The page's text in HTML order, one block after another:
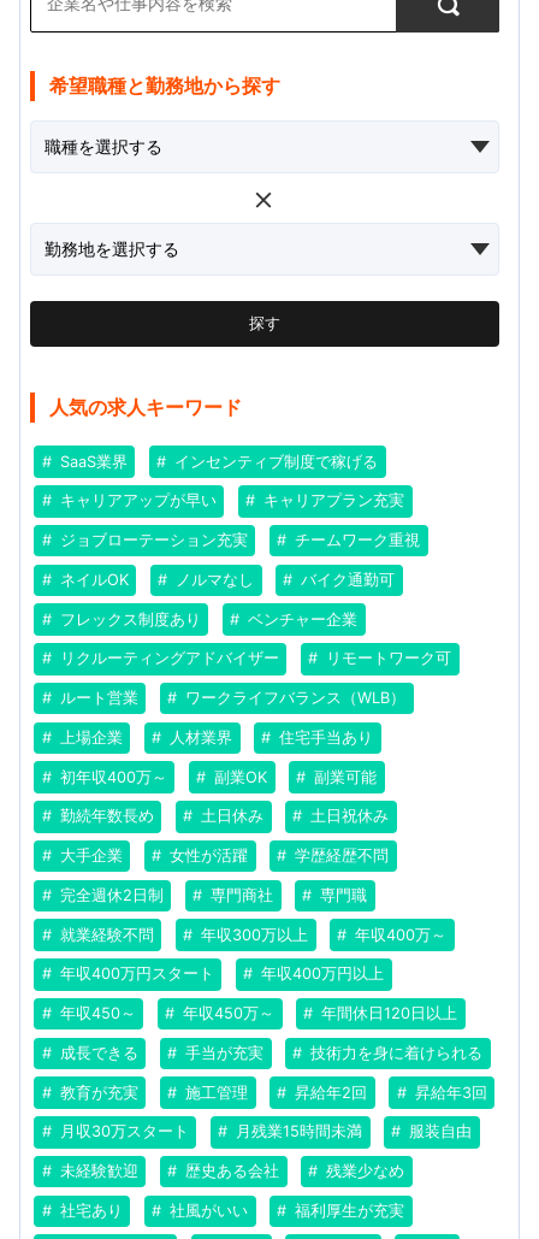
希望職種と勤務地から探す
探す
人気の求人キーワード
SaaS業界 インセンティブ制度で稼げる
キャリアアップが早い キャリアプラン充実
ジョブローテーション充実 チームワーク重視
ネイルOK ノルマなし バイク通勤可
フレックス制度あり ベンチャー企業
リクルーティングアドバイザー リモートワーク可
ルート営業 ワークライフバランス（WLB）
上場企業 人材業界 住宅手当あり
初年収400万～ 副業OK 副業可能
勤続年数長め 土日休み 土日祝休み
大手企業 女性が活躍 学歴経歴不問
完全週休2日制 専門商社 専門職
就業経験不問 年収300万以上 年収400万～
年収400万円スタート 年収400万円以上
年収450～ 年収450万～ 年間休日120日以上
成長できる 手当が充実 技術力を身に着けられる
教育が充実 施工管理 昇給年2回 昇給年3回
月収30万スタート 月残業15時間未満 服装自由
未経験歓迎 歴史ある会社 残業少なめ
社宅あり 社風がいい 福利厚生が充実